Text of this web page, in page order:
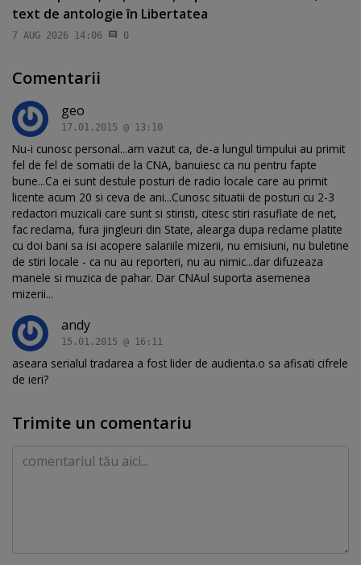
text de antologie în Libertatea
7 AUG 2026 14:06 0
Comentarii
geo
17.01.2015 @ 13:10
Nu-i cunosc personal...am vazut ca, de-a lungul timpului au primit
fel de fel de somatii de la CNA, banuiesc ca nu pentru fapte
bune...Ca ei sunt destule posturi de radio locale care au primit
licente acum 20 si ceva de ani...Cunosc situatii de posturi cu 2-3
redactori muzicali care sunt si stiristi, citesc stiri rasuflate de net,
fac reclama, fura jingleuri din State, alearga dupa reclame platite
cu doi bani sa isi acopere salariile mizerii, nu emisiuni, nu buletine
de stiri locale - ca nu au reporteri, nu au nimic...dar difuzeaza
manele si muzica de pahar. Dar CNAul suporta asemenea
mizerii...
andy
15.01.2015 @ 16:11
aseara serialul tradarea a fost lider de audienta.o sa afisati cifrele
de ieri?
Trimite un comentariu
Comentariu